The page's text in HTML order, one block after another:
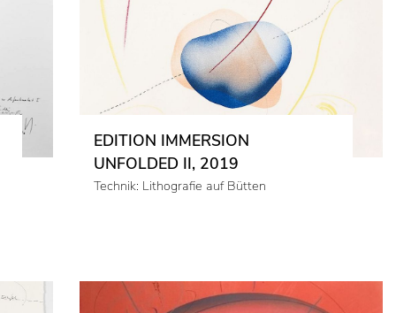
EDITION IMMERSION
UNFOLDED II, 2019
Technik: Lithografie auf Bütten